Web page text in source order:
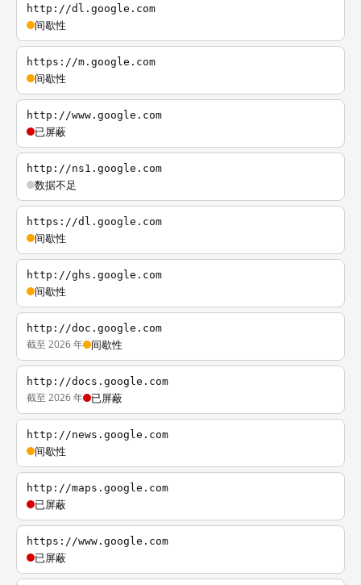
http://dl.google.com
间歇性
https://m.google.com
间歇性
http://www.google.com
已屏蔽
http://ns1.google.com
数据不足
https://dl.google.com
间歇性
http://ghs.google.com
间歇性
http://doc.google.com
截至 2026 年 间歇性
http://docs.google.com
截至 2026 年 已屏蔽
http://news.google.com
间歇性
http://maps.google.com
已屏蔽
https://www.google.com
已屏蔽